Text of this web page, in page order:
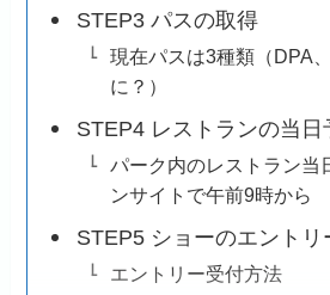
STEP3 パスの取得
現在パスは3種類（DPA
に？）
STEP4 レストランの当日
パーク内のレストラン当
ンサイトで午前9時から
STEP5 ショーのエントリ
エントリー受付方法